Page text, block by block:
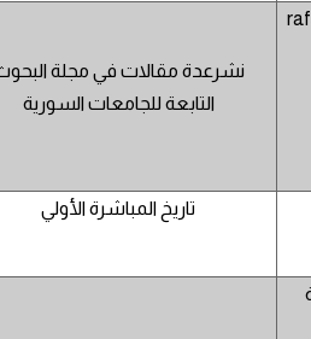
نشرعدة مقالات في مجلة
التابعة للجامعات السورية
تاريخ المباشرة الأولي